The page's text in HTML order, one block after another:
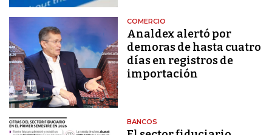
COMERCIO
Analdex alertó por
demoras de hasta cuatro
días en registros de
importación
BANCOS